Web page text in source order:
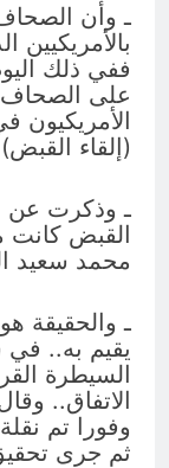
ـ وأن
بالأمريكيين
ففي ذلك
على الصحاف
الأمريكيون
(إلقاء
ـ وذكرت عن
القبض
محمد سعيد
ـ والحقيقة
يقيم به..
السيطرة
الاتفاق..
وفورا تم
ثم جرى